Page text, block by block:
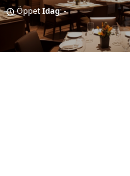
ÖppetIdag: -